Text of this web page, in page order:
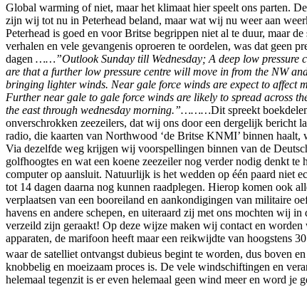
Global warming of niet, maar het klimaat hier speelt ons parten.
zijn wij tot nu in Peterhead beland, maar wat wij nu weer aan
Peterhead is goed en voor Britse begrippen niet al te duur, maar
verhalen en vele gevangenis oproeren te oordelen, was dat
dagen ……”Outlook Sunday till Wednesday; A deep low pressure
are that a further low pressure centre will move in from the NW
bringing lighter winds. Near gale force winds are expect to affect
Further near gale to gale force winds are likely to spread across
the east through wednesday morning.”………Dit spreekt
onverschrokken zeezeilers, dat wij ons door een dergelijk bericht
radio, die kaarten van Northwood ‘de Britse KNMI’ binnen
Via dezelfde weg krijgen wij voorspellingen binnen van de
golfhoogtes en wat een koene zeezeiler nog verder nodig denkt
computer op aansluit. Natuurlijk is het wedden op één paard niet
tot 14 dagen daarna nog kunnen raadplegen. Hierop komen ook
verplaatsen van een booreiland en aankondigingen van militaire
havens en andere schepen, en uiteraard zij met ons mochten wij
verzeild zijn geraakt! Op deze wijze maken wij contact en
apparaten, de marifoon heeft maar een reikwijdte van hoogstens
waar de satelliet ontvangst dubieus begint te worden, dus boven
knobbelig en moeizaam proces is. De vele windschiftingen en
helemaal tegenzit is er even helemaal geen wind meer en word je